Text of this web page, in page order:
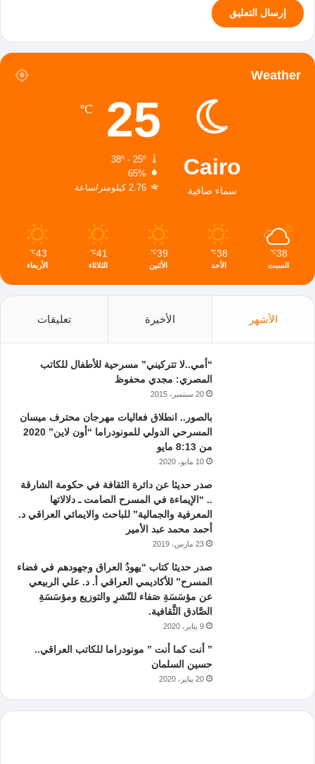
Weather
Cairo
سماء صافية
25
℃
38º - 25º
65%
2.76 كيلومتر/ساعة
38
℃
السبت
38
℃
الأحد
39
℃
الأثنين
41
℃
الثلاثاء
43
℃
الأربعاء
الأشهر الأخيرة تعليقات
“أمي..لا تتركيني” مسرحية للأطفال للكاتب
المصري: مجدي محفوظ
20 سبتمبر، 2015
بالصور.. انطلاق فعاليات مهرجان محترف ميسان
المسرحي الدولي للمونودراما “أون لاين” 2020
من 8:13 مايو
10 مايو، 2020
صدر حديثا عن دائرة الثقافة في حكومة الشارقة
.. “الإيماءة في المسرح الصامت ـ دلالاتها
المعرفية والجمالية” للباحث والايمائي العراقي د.
أحمد محمد عبد الأمير
23 مارس، 2019
صدر حديثا كتاب “يهودُ العراق وجهودهم في فضاء
المسرح” للأكاديمي العراقي أ. د. علي الربيعي
عن مؤسَسَةِ صَفاء للنّشرِ والتوزيع ومؤسَسَةِ
الصَّادق الثَّقافية.
9 يناير، 2020
” أنت كما أنت ” مونودراما للكاتب العراقي..
حسين السلمان
20 يناير، 2020